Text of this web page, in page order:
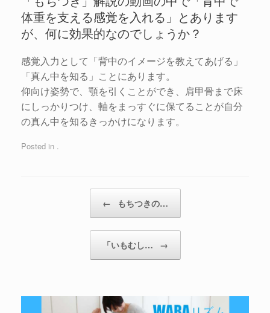
体重を支える感覚を入れる」とあります
が、何に効果的なのでしょうか？
感覚入力として「背中のイメージを教えてあげる」
「真ん中を知る」ことにあります。
仰向け姿勢で、顎を引くことができ、肩甲骨まで床
にしっかりつけ、軸をまっすぐに保てることが⾃分
の真ん中を知るきっかけになります。
Posted in .
Post navigation
← もちつきの…
「いもむし… →